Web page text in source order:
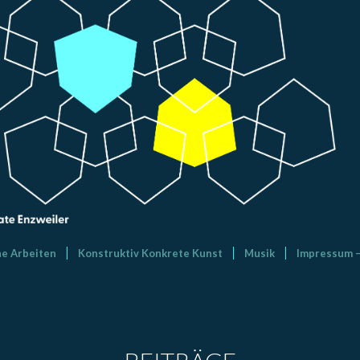
Arbeiten Konstruktiv Konkrete Kunst Musik Impressum